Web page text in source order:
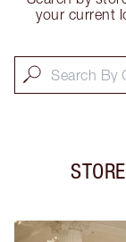
your current